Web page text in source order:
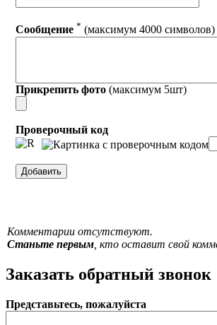
Сообщение * (максимум 4000 символов)
Прикрепить фото (максимум 5шт)
Проверочный код
Комментарии отсутствуют.
Станьте первым, кто оставит свой
Заказать обратный звонок
Представьтесь, пожалуйста